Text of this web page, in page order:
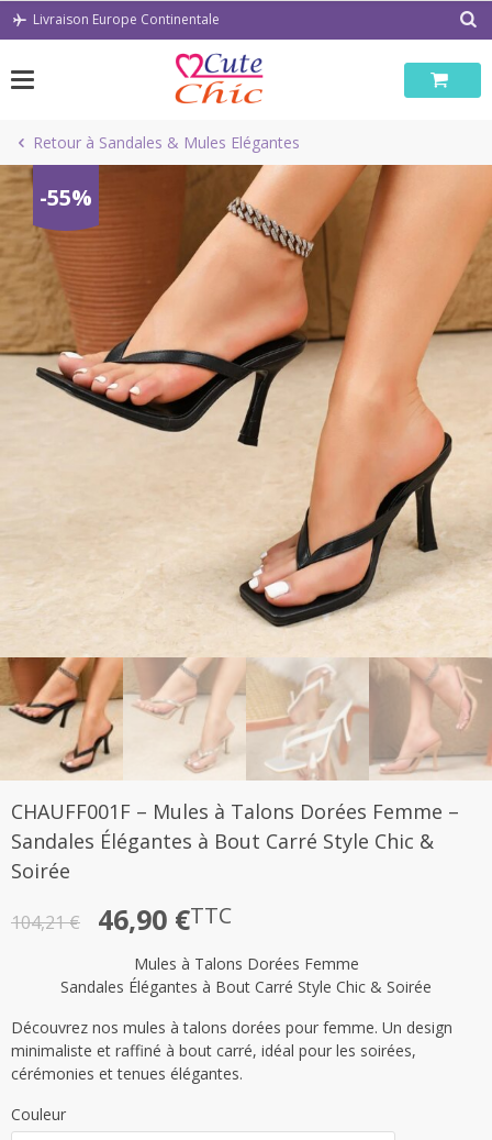
PasserLivraison Europe Continentale
Retour à Sandales & Mules Elégantes
-55%
CHAUFF001F – Mules à Talons Dorées Femme –
Sandales Élégantes à Bout Carré Style Chic &
Soirée
104,21€
Le
initial
était :
104,21 €.
46,90 €
Le
actuel
est :
46,90 €.
TTC
Mules à Talons Dorées Femme
Sandales Élégantes à Bout Carré Style Chic & Soirée
Découvrez nos mules à talons dorées pour femme. Un design
minimaliste et raffiné à bout carré, idéal pour les soirées,
cérémonies et tenues élégantes.
Couleur